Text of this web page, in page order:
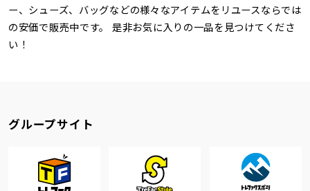
ー、シューズ、バッグなどの様々なアイテムをリユースならでは
の安価で販売中です。 是非お気に入りの一品を見つけてくださ
い！
グループサイト